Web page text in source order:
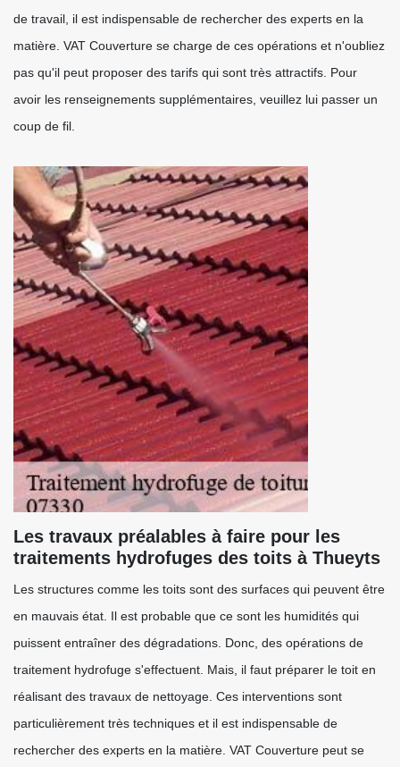
de travail, il est indispensable de rechercher des experts en la
matière. VAT Couverture se charge de ces opérations et n'oubliez
pas qu'il peut proposer des tarifs qui sont très attractifs. Pour
avoir les renseignements supplémentaires, veuillez lui passer un
coup de fil.
Les travaux préalables à faire pour les
traitements hydrofuges des toits à Thueyts
Les structures comme les toits sont des surfaces qui peuvent être
en mauvais état. Il est probable que ce sont les humidités qui
puissent entraîner des dégradations. Donc, des opérations de
traitement hydrofuge s'effectuent. Mais, il faut préparer le toit en
réalisant des travaux de nettoyage. Ces interventions sont
particulièrement très techniques et il est indispensable de
rechercher des experts en la matière. VAT Couverture peut se